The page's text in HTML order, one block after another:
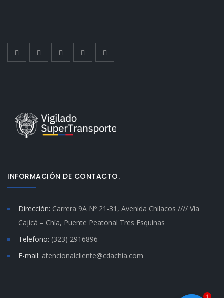
INFORMACIÓN DE CONTACTO.
Dirección: Carrera 9A Nº 21-31, Avenida Chilacos //// Vía
Cajicá – Chía, Puente Peatonal Tres Esquinas
Telefono: (323) 2916896
E-mail: atencionalcliente@cdachia.com
1